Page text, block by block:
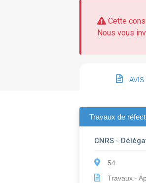
Cette
Nous vous
AVIS
Travaux de
CNRS -
54
Travaux -